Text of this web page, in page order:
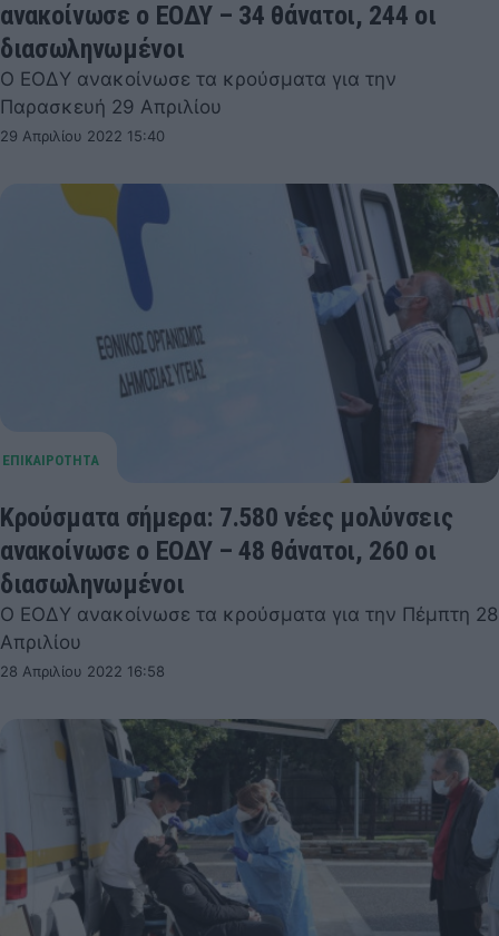
ανακοίνωσε ο ΕΟΔΥ – 34 θάνατοι, 244 οι
διασωληνωμένοι
Ο ΕΟΔΥ ανακοίνωσε τα κρούσματα για την
Παρασκευή 29 Απριλίου
29 Απριλίου 2022 15:40
Κρούσματα σήμερα: 7.580 νέες μολύνσεις
ανακοίνωσε ο ΕΟΔΥ – 48 θάνατοι, 260 οι
διασωληνωμένοι
Ο ΕΟΔΥ ανακοίνωσε τα κρούσματα για την Πέμπτη 28
Απριλίου
28 Απριλίου 2022 16:58